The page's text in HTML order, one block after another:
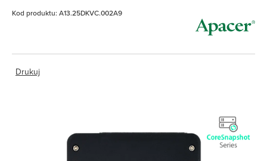
Kod produktu: A13.25DKVC.002A9
Drukuj